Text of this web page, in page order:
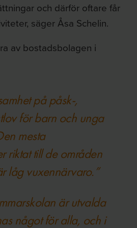
och därför oftare får
säger Åsa Schelin.
av bostadsbolagen i
på påsk-,
för barn och unga
mesta
riktat till de områden
låg vuxennärvaro.”
är utvalda
något för alla, och i